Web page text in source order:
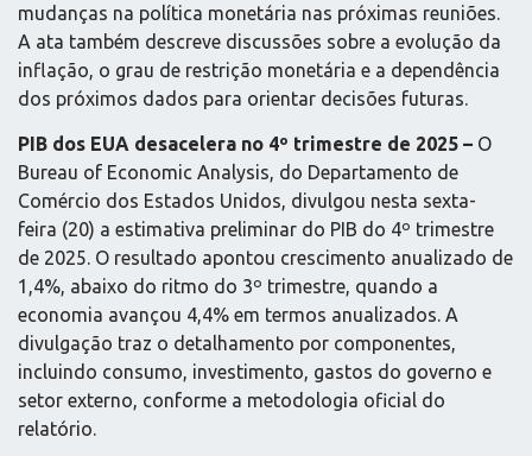
mudanças na política monetária nas próximas reuniões.
A ata também descreve discussões sobre a evolução da
inflação, o grau de restrição monetária e a dependência
dos próximos dados para orientar decisões futuras.
PIB dos EUA desacelera no 4º trimestre de 2025 – O
Bureau of Economic Analysis, do Departamento de
Comércio dos Estados Unidos, divulgou nesta sexta-
feira (20) a estimativa preliminar do PIB do 4º trimestre
de 2025. O resultado apontou crescimento anualizado de
1,4%, abaixo do ritmo do 3º trimestre, quando a
economia avançou 4,4% em termos anualizados. A
divulgação traz o detalhamento por componentes,
incluindo consumo, investimento, gastos do governo e
setor externo, conforme a metodologia oficial do
relatório.